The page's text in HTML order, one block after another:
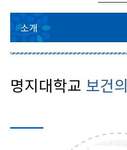
소개
명지대학교 보건